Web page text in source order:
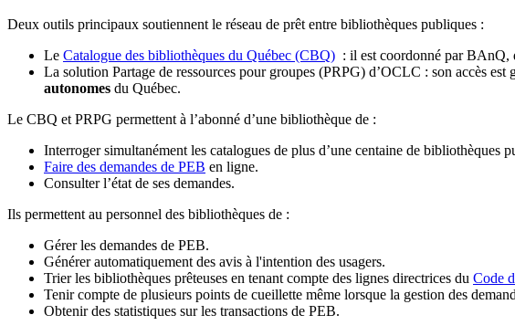
Deux outils principaux soutiennent le réseau de prêt entre bibliothèques publiques :
Le Catalogue des bibliothèques du Québec (CBQ) : il est coordonné par BAnQ,
La solution Partage de ressources pour groupes (PRPG) d’OCLC : son accès
autonomes du Québec.
Le CBQ et PRPG permettent à l’abonné d’une bibliothèque de :
Interroger simultanément les catalogues de plus d’une centaine de bibliothèques
Faire des demandes de PEB en ligne.
Consulter l’état de ses demandes.
Ils permettent au personnel des bibliothèques de :
Gérer les demandes de PEB.
Générer automatiquement des avis à l'intention des usagers.
Trier les bibliothèques prêteuses en tenant compte des lignes directrices du Code
Tenir compte de plusieurs points de cueillette même lorsque la gestion des
Obtenir des statistiques sur les transactions de PEB.